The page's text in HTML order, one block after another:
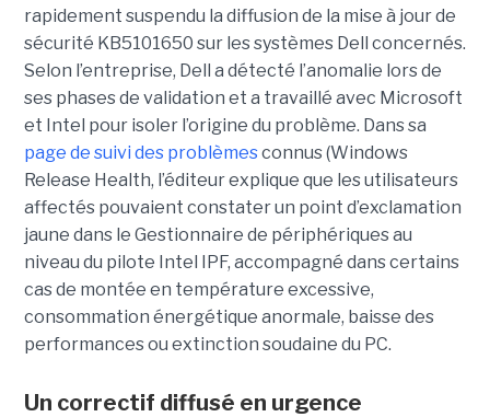
rapidement suspendu la diffusion de la mise à jour de
sécurité KB5101650 sur les systèmes Dell concernés.
Selon l’entreprise, Dell a détecté l’anomalie lors de
ses phases de validation et a travaillé avec Microsoft
et Intel pour isoler l’origine du problème. Dans sa
page de suivi des problèmesconnus (Windows
Release Health, l’éditeur explique que les utilisateurs
affectés pouvaient constater un point d’exclamation
jaune dans le Gestionnaire de périphériques au
niveau du pilote Intel IPF, accompagné dans certains
cas de montée en température excessive,
consommation énergétique anormale, baisse des
performances ou extinction soudaine du PC.
Un correctif diffusé en urgence